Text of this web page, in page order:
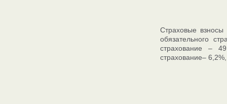
Страховые взносы
обязательного
страхование –
страхование–